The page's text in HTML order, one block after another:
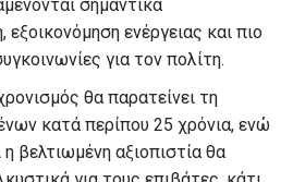
σημαντικά
ενέργειας και πιο
για τον πολίτη.
θα παρατείνει τη
κατά περίπου 25 χρόνια, ενώ
βελτιωμένη αξιοπιστία θα